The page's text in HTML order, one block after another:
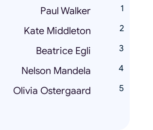
Paul Walker
Kate Middleton
Beatrice Egli
Nelson Mandela
Olivia Ostergaard